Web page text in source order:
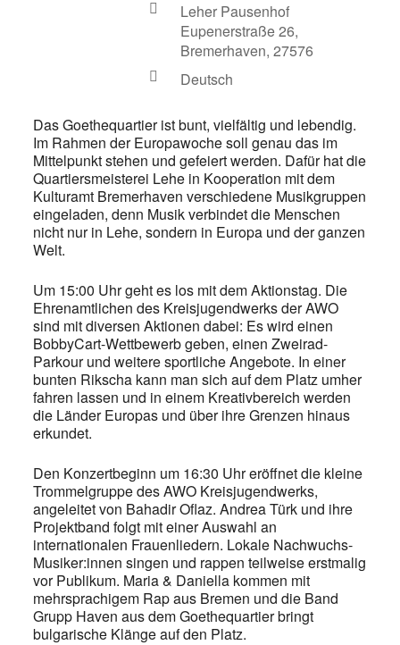
Leher Pausenhof
Eupenerstraße 26,
Bremerhaven, 27576
Deutsch
Das Goethequartier ist bunt, vielfältig und lebendig.
Im Rahmen der Europawoche soll genau das im
Mittelpunkt stehen und gefeiert werden. Dafür hat die
Quartiersmeisterei Lehe in Kooperation mit dem
Kulturamt Bremerhaven verschiedene Musikgruppen
eingeladen, denn Musik verbindet die Menschen
nicht nur in Lehe, sondern in Europa und der ganzen
Welt.
Um 15:00 Uhr geht es los mit dem Aktionstag. Die
Ehrenamtlichen des Kreisjugendwerks der AWO
sind mit diversen Aktionen dabei: Es wird einen
BobbyCart-Wettbewerb geben, einen Zweirad-
Parkour und weitere sportliche Angebote. In einer
bunten Rikscha kann man sich auf dem Platz umher
fahren lassen und in einem Kreativbereich werden
die Länder Europas und über ihre Grenzen hinaus
erkundet.
Den Konzertbeginn um 16:30 Uhr eröffnet die kleine
Trommelgruppe des AWO Kreisjugendwerks,
angeleitet von Bahadir Oflaz. Andrea Türk und ihre
Projektband folgt mit einer Auswahl an
internationalen Frauenliedern. Lokale Nachwuchs-
Musiker:innen singen und rappen teilweise erstmalig
vor Publikum. Maria & Daniella kommen mit
mehrsprachigem Rap aus Bremen und die Band
Grupp Haven aus dem Goethequartier bringt
bulgarische Klänge auf den Platz.